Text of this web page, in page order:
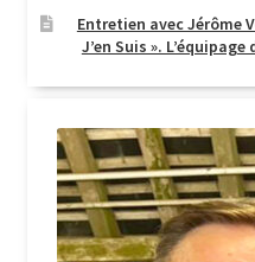
Entretien avec Jérôme
J’en Suis ».